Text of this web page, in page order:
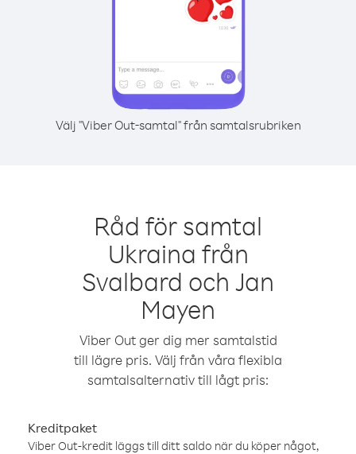
Välj "Viber Out-samtal" från samtalsrubriken
Råd för samtal
Ukraina från
Svalbard och Jan
Mayen
Viber Out ger dig mer samtalstid
till lägre pris. Välj från våra flexibla
samtalsalternativ till lågt pris:
Kreditpaket
Viber Out-kredit läggs till ditt saldo när du köper något,